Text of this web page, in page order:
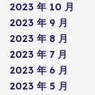
2023 年 10 月
2023 年 9 月
2023 年 8 月
2023 年 7 月
2023 年 6 月
2023 年 5 月